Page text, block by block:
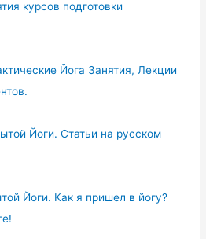
курсов подготовки
Йога Занятия, Лекции
Йоги. Статьи на русском
Йоги. Как я пришел в йогу?